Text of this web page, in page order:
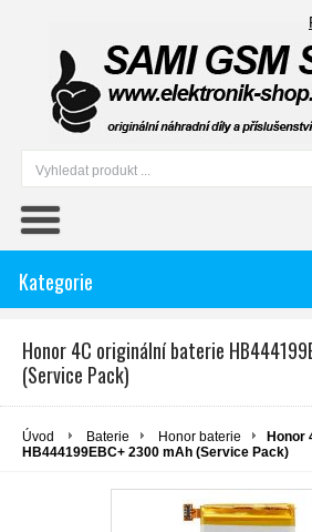
Kategorie
Honor 4C originální baterie
(Service Pack)
Úvod Baterie Honor baterie
Honor
HB444199EBC+ 2300 mAh (Service Pack)